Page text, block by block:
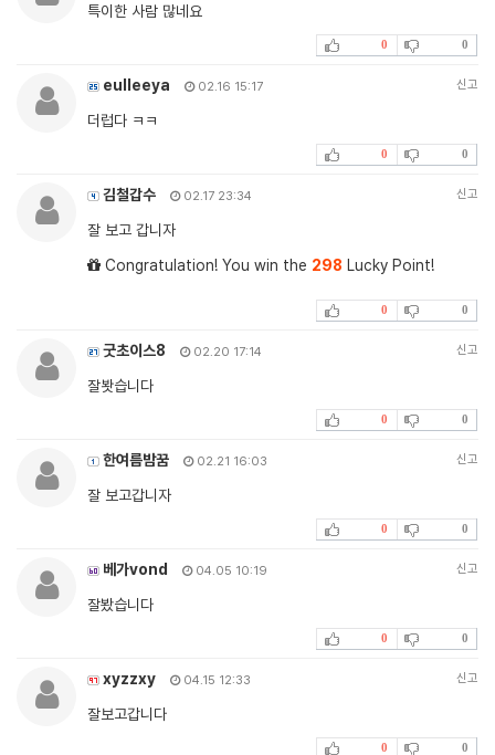
특이한 사람 많네요
0 0
eulleeya 02.16 15:17 신고
더럽다 ㅋㅋ
0 0
김철갑수 02.17 23:34 신고
잘 보고 갑니자
Congratulation! You win the 298 Lucky Point!
0 0
굿초이스8 02.20 17:14 신고
잘봣습니다
0 0
한여름밤꿈 02.21 16:03 신고
잘 보고갑니자
0 0
베가vond 04.05 10:19 신고
잘봤습니다
0 0
xyzzxy 04.15 12:33 신고
잘보고갑니다
0 0